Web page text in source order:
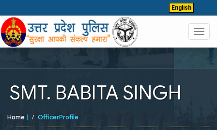
English
SMT. BABITA SINGH
Home | OfficerProfile